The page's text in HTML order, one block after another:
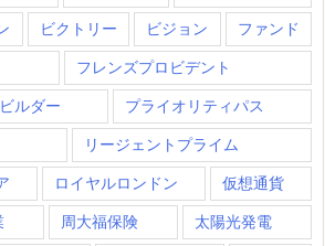
ビクトリー ビジョン ファンド
フレンズプロビデント
ルダー プライオリティパス
リージェントプライム
ロイヤルロンドン 仮想通貨
周大福保険 太陽光発電